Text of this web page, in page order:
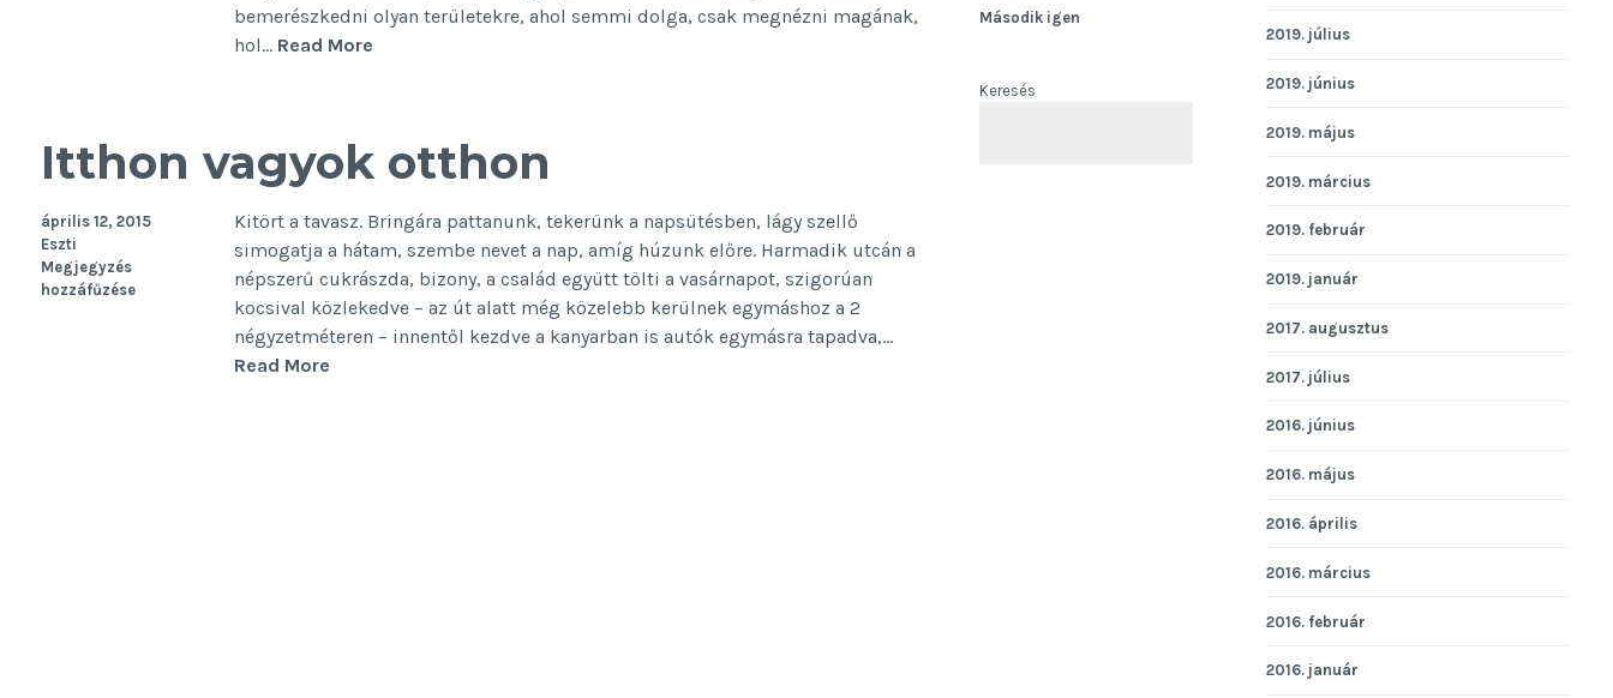
bemerészkedni olyan területekre, ahol semmi dolga, csak megnézni magának,
hol… Read More
Itthon vagyok otthon
Kitört a tavasz. Bringára pattanunk, tekerünk a napsütésben, lágy szellő
simogatja a hátam, szembe nevet a nap, amíg húzunk előre. Harmadik utcán a
népszerű cukrászda, bizony, a család együtt tölti a vasárnapot, szigorúan
kocsival közlekedve – az út alatt még közelebb kerülnek egymáshoz a 2
négyzetméteren – innentől kezdve a kanyarban is autók egymásra tapadva,…
Read More
április 12, 2015
Eszti
Megjegyzés
hozzáfűzése
Második igen
Keresés
KERESÉS
2019. július
2019. június
2019. május
2019. március
2019. február
2019. január
2017. augusztus
2017. július
2016. június
2016. május
2016. április
2016. március
2016. február
2016. január